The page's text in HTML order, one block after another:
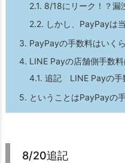
2.1. 8/18にリーク！？漏
2.2. しかし、PayPayは
3. PayPayの手数料はいく
4. LINE Payの店舗側手数
4.1. 追記 LINE Payの手
5. ということはPayPayの
8/20追記